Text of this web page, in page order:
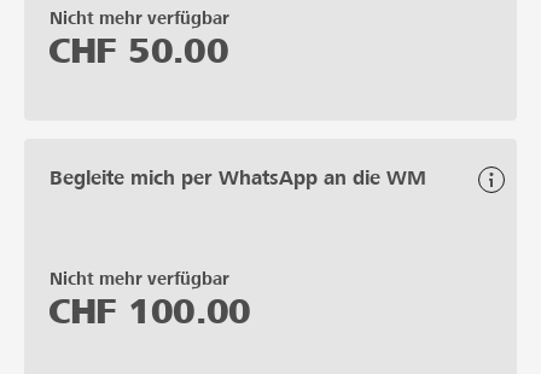
Nicht mehr verfügbar
CHF 50.00
Begleite mich per WhatsApp an die WM
Nicht mehr verfügbar
CHF 100.00